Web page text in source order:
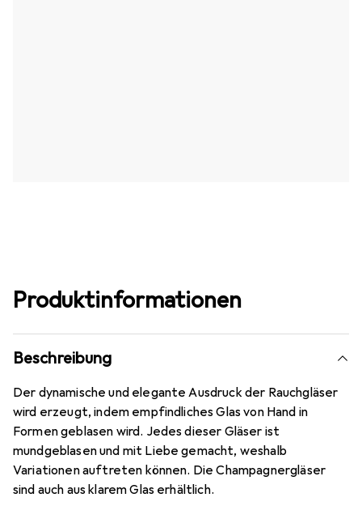
Produktinformationen
Beschreibung
Der dynamische und elegante Ausdruck der Rauchgläser
wird erzeugt, indem empfindliches Glas von Hand in
Formen geblasen wird. Jedes dieser Gläser ist
mundgeblasen und mit Liebe gemacht, weshalb
Variationen auftreten können. Die Champagnergläser
sind auch aus klarem Glas erhältlich.